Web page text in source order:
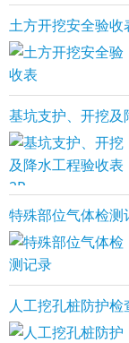
土方开挖安全验收
基坑支护、开挖及
特殊部位气体检测
人工挖孔桩防护检